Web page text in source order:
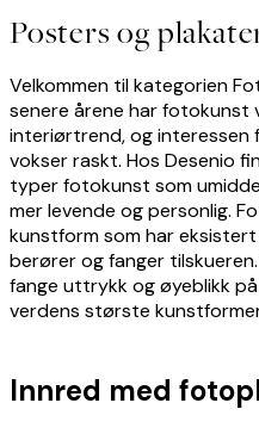
Posters og
Velkommen til kategorien
senere årene har fotokunst
interiørtrend, og
vokser raskt. Hos Desenio
typer fotokunst som
mer levende og personlig.
kunstform som har
berører og fanger
fange uttrykk og øyeblikk
verdens største
Innred med